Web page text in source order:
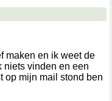
maken en ik weet de
niets vinden en een
op mijn mail stond ben